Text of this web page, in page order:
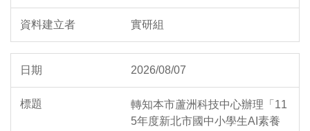
實研組
2026/08/07
轉知本市蘆洲科技中心辦理「11
5年度新北市國中小學生AI素養